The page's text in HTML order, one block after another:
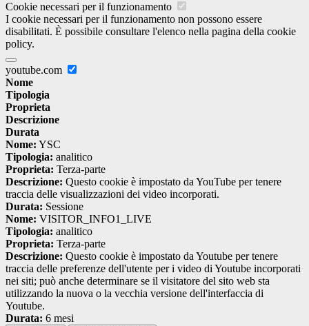
Cookie necessari per il funzionamento
I cookie necessari per il funzionamento non possono essere
disabilitati. È possibile consultare l'elenco nella pagina della cookie
policy.
youtube.com
Nome
Tipologia
Proprieta
Descrizione
Durata
Nome: YSC
Tipologia: analitico
Proprieta: Terza-parte
Descrizione: Questo cookie è impostato da YouTube per tenere
traccia delle visualizzazioni dei video incorporati.
Durata: Sessione
Nome: VISITOR_INFO1_LIVE
Tipologia: analitico
Proprieta: Terza-parte
Descrizione: Questo cookie è impostato da Youtube per tenere
traccia delle preferenze dell'utente per i video di Youtube incorporati
nei siti; può anche determinare se il visitatore del sito web sta
utilizzando la nuova o la vecchia versione dell'interfaccia di
Youtube.
Durata: 6 mesi